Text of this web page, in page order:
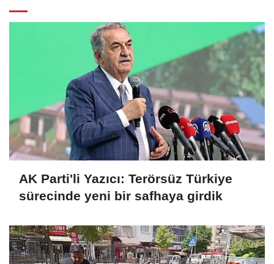
AK Parti'li Yazıcı: Terörsüz Türkiye
sürecinde yeni bir safhaya girdik